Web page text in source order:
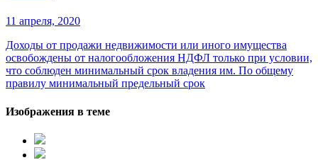
11 апреля, 2020
Доходы от продажи недвижимости или иного имущества
освобождены от налогообложения НДФЛ только при условии,
что соблюден минимальный срок владения им. По общему
правилу минимальный предельный срок
Изображения в теме